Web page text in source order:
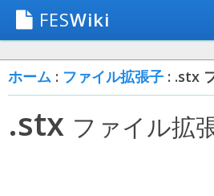
FESWiki
ホーム : ファイル拡張子 : .stx
.stx ファイル拡